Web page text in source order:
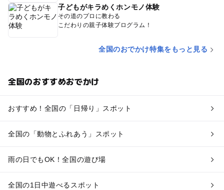
子どもがキラめくホンモノ体験
その道のプロに教わる
こだわりの親子体験プログラム！
全国のおでかけ特集をもっと見る
全国のおすすめおでかけ
おすすめ！全国の「日帰り」スポット
全国の「動物とふれあう」スポット
雨の日でもOK！全国の遊び場
全国の1日中遊べるスポット